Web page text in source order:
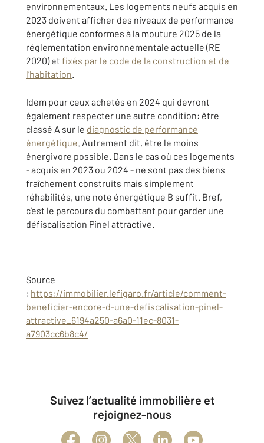
environnementaux. Les logements neufs acquis en
2023 doivent afficher des niveaux de performance
énergétique conformes à la mouture 2025 de la
réglementation environnementale actuelle (RE
2020) et fixés par le code de la construction et de
l’habitation.
Idem pour ceux achetés en 2024 qui devront
également respecter une autre condition: être
classé A sur le diagnostic de performance
énergétique. Autrement dit, être le moins
énergivore possible. Dans le cas où ces logements
- acquis en 2023 ou 2024 - ne sont pas des biens
fraîchement construits mais simplement
réhabilités, une note énergétique B suffit. Bref,
c’est le parcours du combattant pour garder une
défiscalisation Pinel attractive.
Source
: https://immobilier.lefigaro.fr/article/comment-
beneficier-encore-d-une-defiscalisation-pinel-
attractive_6194a250-a6a0-11ec-8031-
a7903cc6b8c4/
Suivez l’actualité immobilière et
rejoignez-nous